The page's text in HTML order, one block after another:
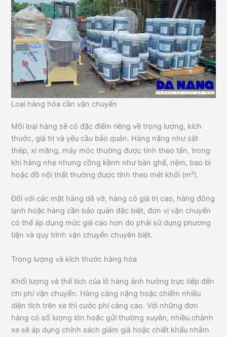
Loại hàng hóa cần vận chuyển
Mỗi loại hàng sẽ có đặc điểm riêng về trọng lượng, kích
thước, giá trị và yêu cầu bảo quản. Hàng nặng như sắt
thép, xi măng, máy móc thường được tính theo tấn, trong
khi hàng nhẹ nhưng cồng kềnh như bàn ghế, nệm, bao bì
hoặc đồ nội thất thường được tính theo mét khối (m³).
Đối với các mặt hàng dễ vỡ, hàng có giá trị cao, hàng đông
lạnh hoặc hàng cần bảo quản đặc biệt, đơn vị vận chuyển
có thể áp dụng mức giá cao hơn do phải sử dụng phương
tiện và quy trình vận chuyển chuyên biệt.
Trọng lượng và kích thước hàng hóa
Khối lượng và thể tích của lô hàng ảnh hưởng trực tiếp đến
chi phí vận chuyển. Hàng càng nặng hoặc chiếm nhiều
diện tích trên xe thì cước phí càng cao. Với những đơn
hàng có số lượng lớn hoặc gửi thường xuyên, nhiều chành
xe sẽ áp dụng chính sách giảm giá hoặc chiết khấu nhằm